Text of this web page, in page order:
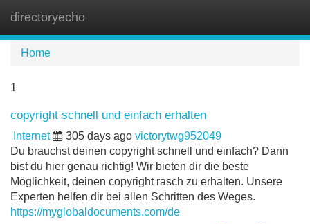
directoryecho
Home
1
copyright schnell und einfach erhalten
Internet 305 days ago victorytwg952049
Du brauchst deinen copyright schnell und einfach? Dann
bist du hier genau richtig! Wir bieten dir die beste
Möglichkeit, deinen copyright rasch zu erhalten. Unsere
Experten helfen dir bei allen Schritten des Weges.
https://myglobaldocuments.com/de